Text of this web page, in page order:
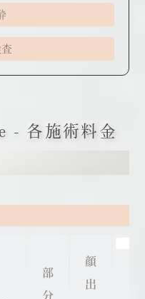
- 各施術料金
部
分
顔
出